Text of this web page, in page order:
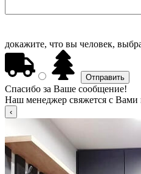
докажите, что вы человек,
Спасибо за Ваше сообщение!
Наш менеджер свяжется с Вами